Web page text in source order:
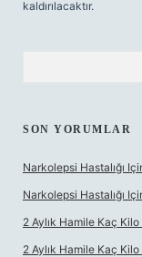
kaldırılacaktır.
SON YORUMLAR
Narkolepsi Hastalığı
Narkolepsi Hastalığı
2 Aylık Hamile Kaç Kilo
2 Aylık Hamile Kaç Kilo